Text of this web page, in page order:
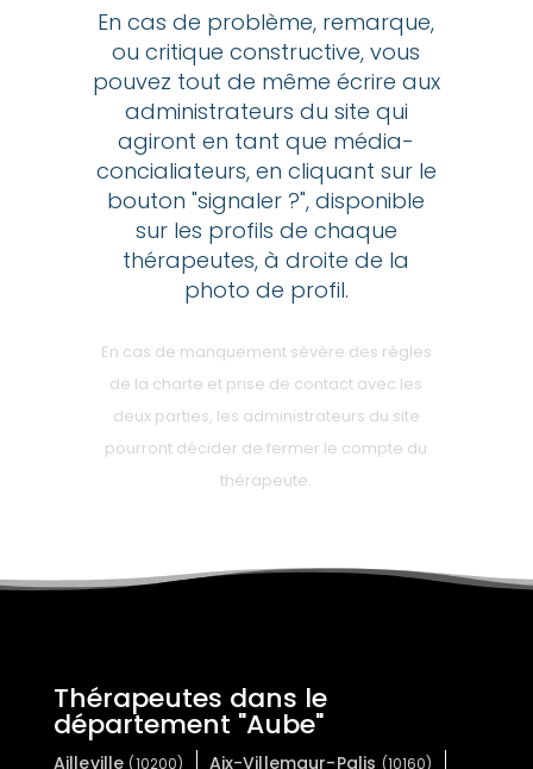
En cas de problème, remarque,
ou critique constructive, vous
pouvez tout de même écrire aux
administrateurs du site qui
agiront en tant que média-
concialiateurs, en cliquant sur le
bouton "signaler ?", disponible
sur les profils de chaque
thérapeutes, à droite de la
photo de profil.
En cas de manquement sévère des règles
de la charte et prise de contact avec les
deux parties, les administrateurs du site
pourront décider de fermer le compte du
thérapeute.
Thérapeutes dans le
département "Aube"
Ailleville (10200) Aix-Villemaur-Palis (10160)